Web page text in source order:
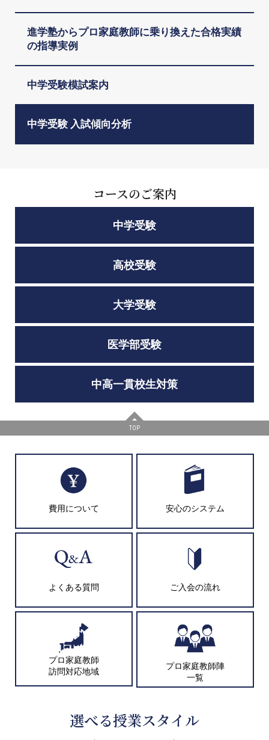
進学塾からプロ家庭教師に乗り換えた合格実績
の指導実例
中学受験模試案内
中学受験 入試傾向分析
コースのご案内
中学受験
高校受験
大学受験
医学部受験
中高一貫校生対策
TOP
費用について 安心のシステム
よくある質問 ご入会の流れ
プロ家庭教師
訪問対応地域
プロ家庭教師陣
一覧
選べる授業スタイル